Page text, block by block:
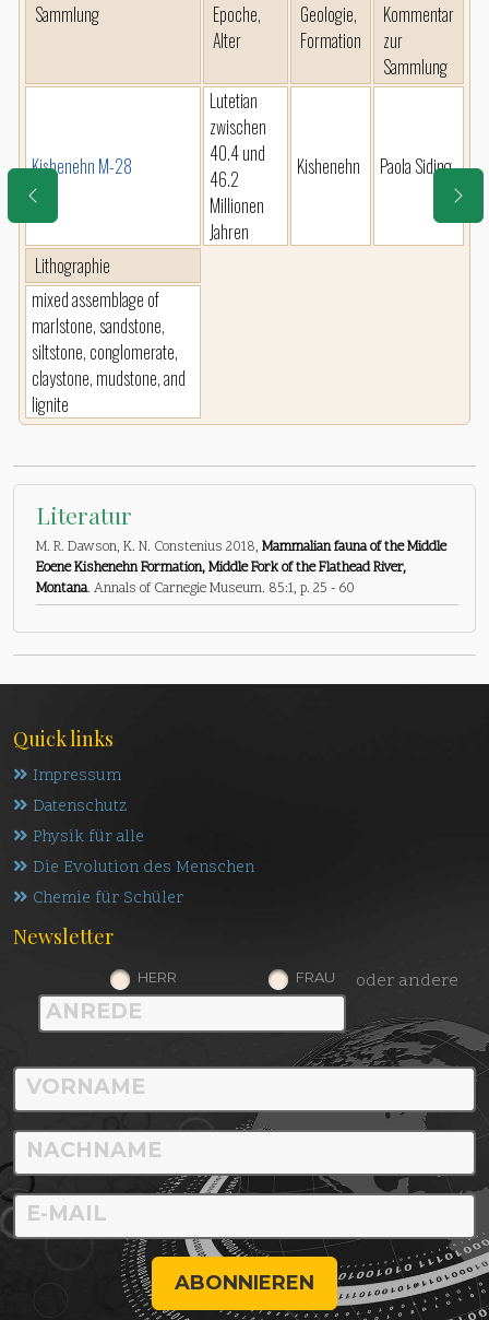
Sammlung
Epoche,
Alter
Geologie,
Formation
Kommentar
zur
Sammlung
Kishenehn M-28
Lutetian
zwischen
40.4 und
46.2
Millionen
Jahren
Kishenehn Paola Siding
Lithographie
mixed assemblage of
marlstone, sandstone,
siltstone, conglomerate,
claystone, mudstone, and
lignite
Literatur
M. R. Dawson, K. N. Constenius 2018, Mammalian fauna of the Middle
Eoene Kishenehn Formation, Middle Fork of the Flathead River,
Montana. Annals of Carnegie Museum. 85:1, p. 25 - 60
Quick links
Impressum
Datenschutz
Physik für alle
Die Evolution des Menschen
Chemie für Schüler
Newsletter
HERR FRAU oder andere
ABONNIEREN